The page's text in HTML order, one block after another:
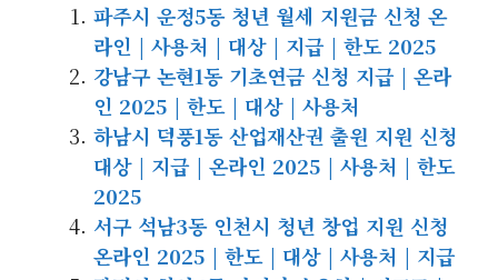
파주시 운정5동 청년 월세 지원금 신청 온
라인 | 사용처 | 대상 | 지급 | 한도 2025
강남구 논현1동 기초연금 신청 지급 | 온라
인 2025 | 한도 | 대상 | 사용처
하남시 덕풍1동 산업재산권 출원 지원 신청
대상 | 지급 | 온라인 2025 | 사용처 | 한도
2025
서구 석남3동 인천시 청년 창업 지원 신청
온라인 2025 | 한도 | 대상 | 사용처 | 지급